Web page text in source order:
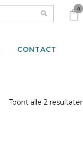
0
CONTACT
Toont alle 2